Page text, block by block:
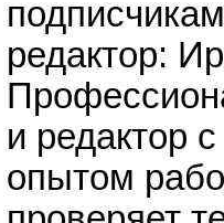
редактор:
и редактор
опытом